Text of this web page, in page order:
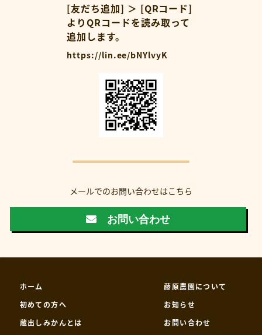
[友だち追加] ＞ [QRコード]
よりQRコードを読み取って
追加します。
https://lin.ee/bNYlvyK
メールでのお問い合わせはこちら
お問い合わせ
ホーム
初めての方へ
蔵出しみかんとは
藤原農園について
お知らせ
お問い合わせ